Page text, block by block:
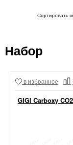
Сортировать
Набор
в избранное
GIGI Carboxy